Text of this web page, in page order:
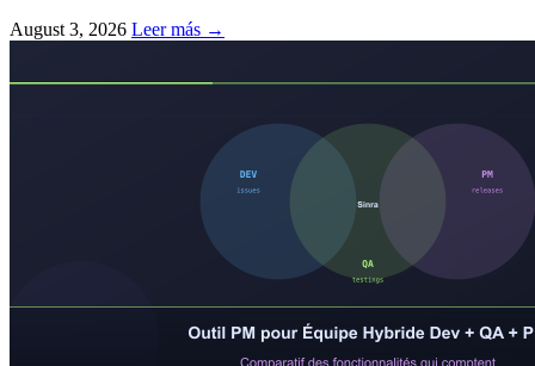
August 3, 2026 Leer más →